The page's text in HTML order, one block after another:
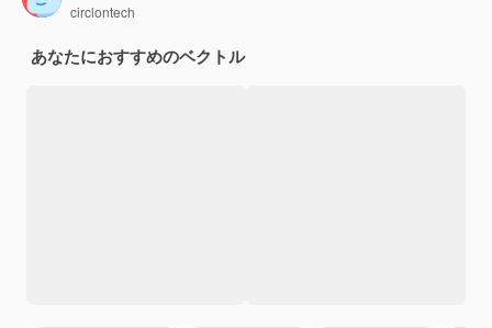
circlontech
あなたにおすすめのベクトル